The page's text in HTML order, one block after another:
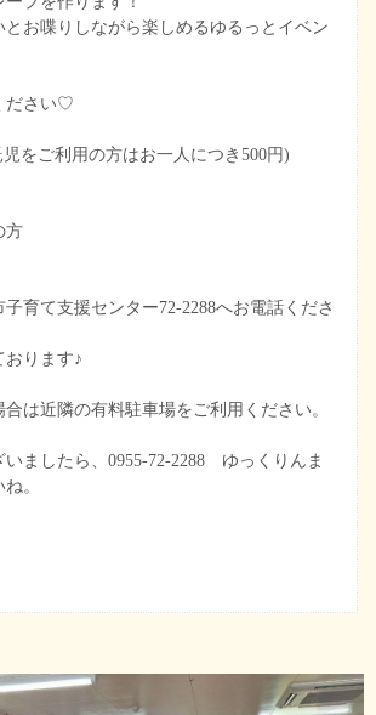
お喋りしながら楽しめるゆるっと イベン
ださい♡
をご利用の方はお一人につき500円)
方
育て支援センター72-2288へお電話くださ
おります♪
は近隣の有料駐車場をご利用ください。
いましたら、0955-72-2288 ゆっくりんま
。